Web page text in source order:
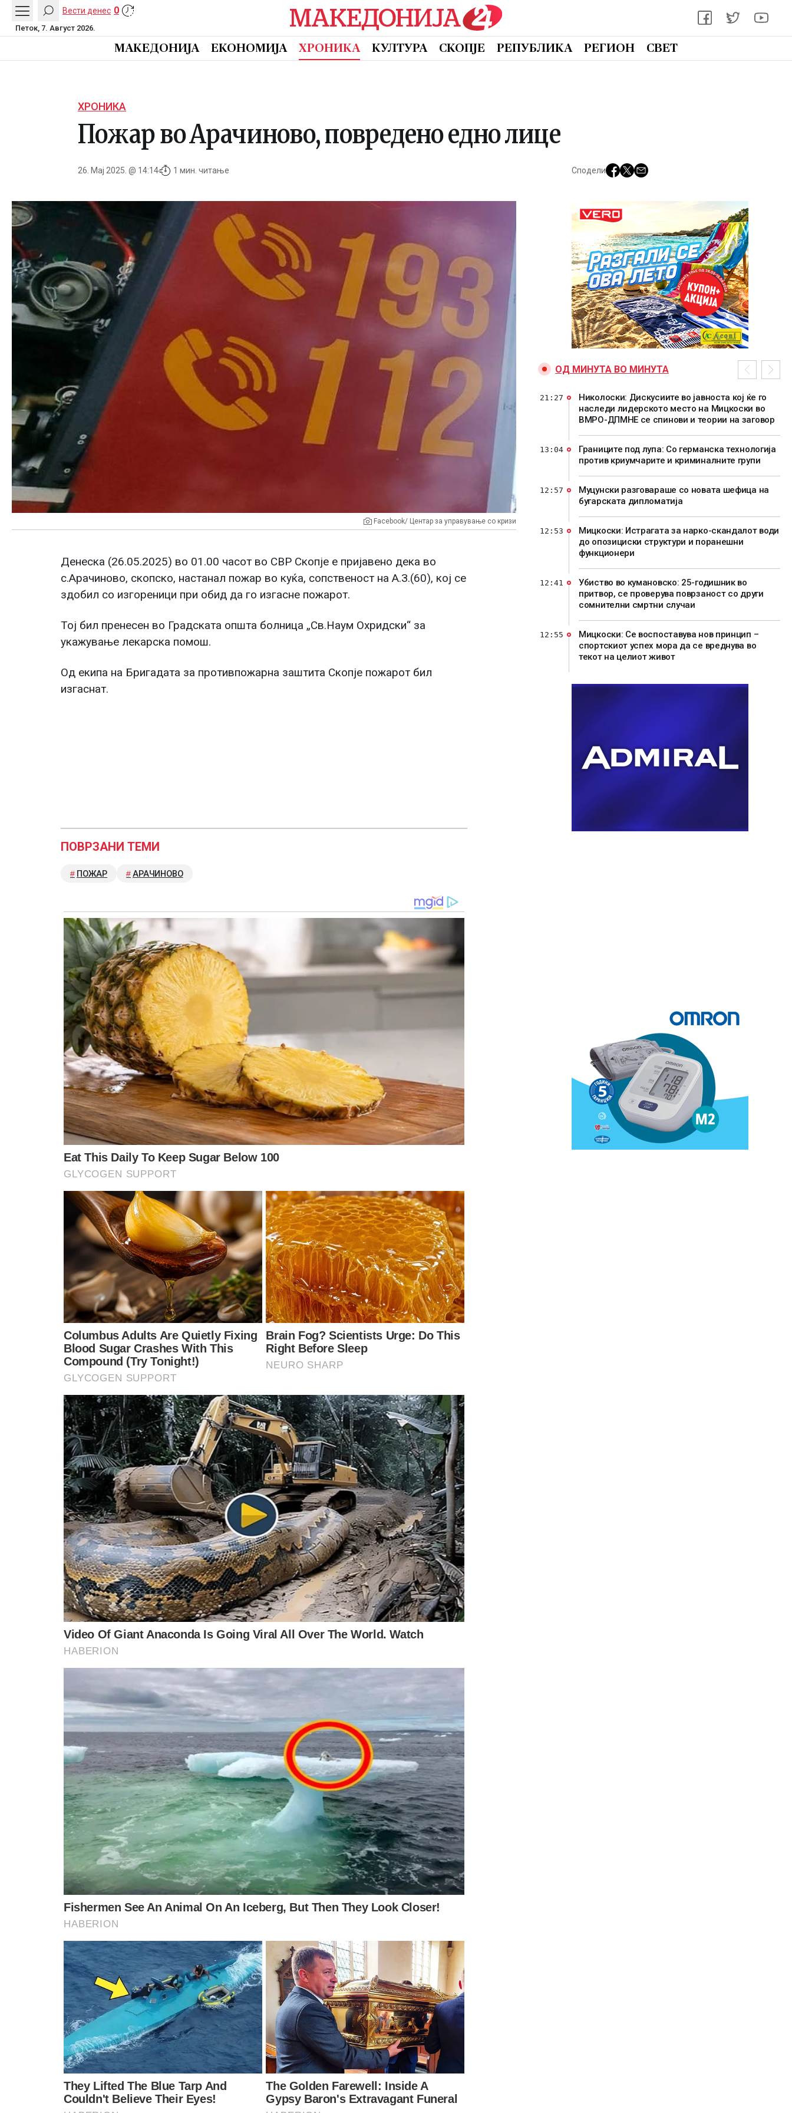
Вести денес 0
Петок, 7. Август 2026.
МАКЕДОНИЈА ЕКОНОМИЈА ХРОНИКА КУЛТУРА СКОПЈЕ РЕПУБЛИКА РЕГИОН СВЕТ
ХРОНИКА
Пожар во Арачиново, повредено едно лице
26. Мај 2025. @ 14:14 1 мин. читање Сподели
Facebook/ Центар за управување со кризи
Денеска (26.05.2025) во 01.00 часот во СВР Скопје е пријавено дека во
с.Арачиново, скопско, настанал пожар во куќа, сопственост на А.З.(60), кој се
здобил со изгореници при обид да го изгасне пожарот.
Тој бил пренесен во Градската општа болница „Св.Наум Охридски“ за
укажување лекарска помош.
Од екипа на Бригадата за противпожарна заштита Скопје пожарот бил
изгаснат.
ПОВРЗАНИ ТЕМИ
ПОЖАР АРАЧИНОВО
ОД МИНУТА ВО МИНУТА
Николоски: Дискусиите во јавноста кој ќе го
наследи лидерското место на Мицкоски во
ВМРО-ДПМНЕ се спинови и теории на заговор
21:27
Границите под лупа: Со германска технологија
против криумчарите и криминалните групи
13:04
Муцунски разговараше со новата шефица на
бугарската дипломатија
12:57
Мицкоски: Истрагата за нарко-скандалот води
до опозициски структури и поранешни
функционери
12:53
Убиство во кумановско: 25-годишник во
притвор, се проверува поврзаност со други
сомнителни смртни случаи
12:41
Мицкоски: Се воспоставува нов принцип –
спортскиот успех мора да се вреднува во
текот на целиот живот
12:55